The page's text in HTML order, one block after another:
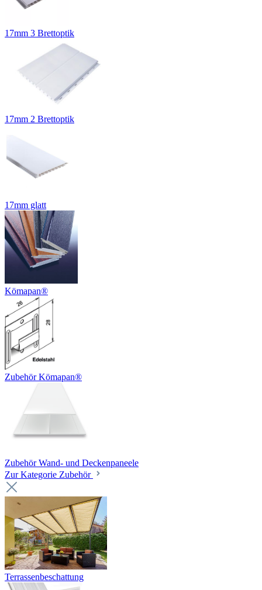
17mm 3 Brettoptik
17mm 2 Brettoptik
17mm glatt
Kömapan®
Zubehör Kömapan®
Zubehör Wand- und Deckenpaneele
Zur Kategorie Zubehör
Terrassenbeschattung